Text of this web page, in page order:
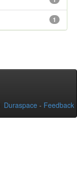
1
Duraspace - Feedback